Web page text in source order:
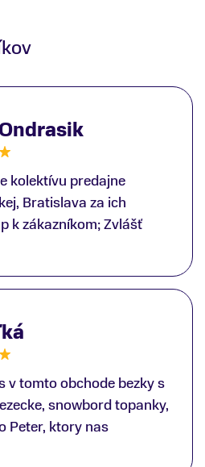
kolektívu predajne
Bratislava za ich
k zákazníkom; Zvlášť
Martinovi Gunišovi za
prilby.. všetko značka
mi svojou
obzory a dozvedel
prístupu k
informácie o nových
technológiách; Z
odchádzal s nakúpom
nielen ako veľmi
v tomto obchode bezky s
snowbord topanky,
Peter, ktory nas
poradil nam super. Za